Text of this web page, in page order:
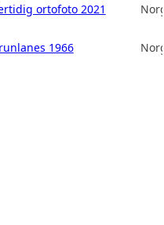
ortofoto 2021
1966